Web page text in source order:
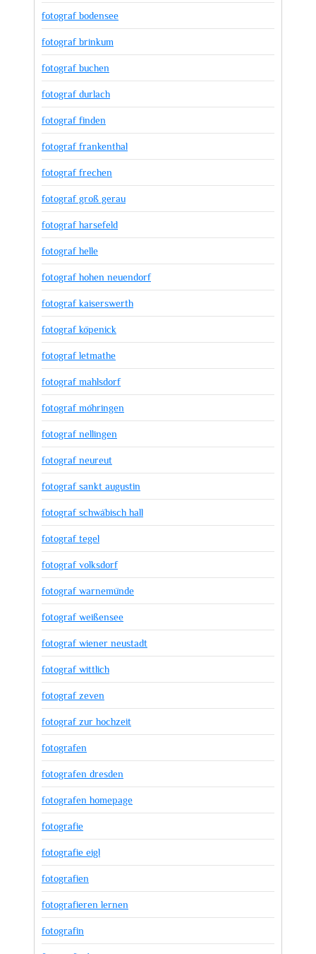
fotograf bodensee
fotograf brinkum
fotograf buchen
fotograf durlach
fotograf finden
fotograf frankenthal
fotograf frechen
fotograf groß gerau
fotograf harsefeld
fotograf helle
fotograf hohen neuendorf
fotograf kaiserswerth
fotograf köpenick
fotograf letmathe
fotograf mahlsdorf
fotograf möhringen
fotograf nellingen
fotograf neureut
fotograf sankt augustin
fotograf schwäbisch hall
fotograf tegel
fotograf volksdorf
fotograf warnemünde
fotograf weißensee
fotograf wiener neustadt
fotograf wittlich
fotograf zeven
fotograf zur hochzeit
fotografen
fotografen dresden
fotografen homepage
fotografie
fotografie eigl
fotografien
fotografieren lernen
fotografin